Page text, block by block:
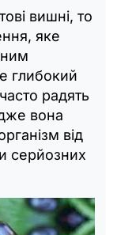
вишні, то
яке
глибокий
радять
вона
від
серйозних